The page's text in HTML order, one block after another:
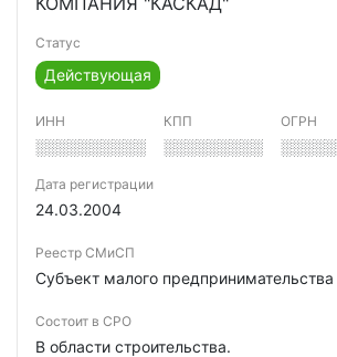
Статус
Действующая
ИНН
░░░░░░░░░░
КПП
░░░░░░░░░
ОГРН
Дата регистрации
24.03.2004
Реестр СМиСП
Субъект малого предпринимательства
Состоит в СРО
В области строительства.